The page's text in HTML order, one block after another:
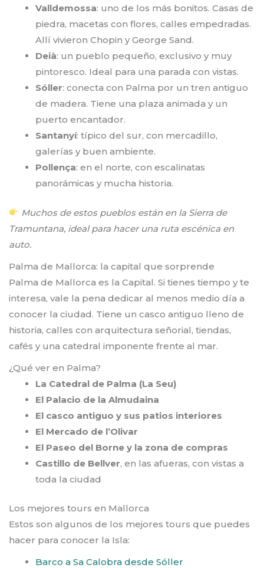
Valldemossa: uno de los más bonitos. Casas de
piedra, macetas con flores, calles empedradas.
Allí vivieron Chopin y George Sand.
Deià: un pueblo pequeño, exclusivo y muy
pintoresco. Ideal para una parada con vistas.
Sóller: conecta con Palma por un tren antiguo
de madera. Tiene una plaza animada y un
puerto encantador.
Santanyí: típico del sur, con mercadillo,
galerías y buen ambiente.
Pollença: en el norte, con escalinatas
panorámicas y mucha historia.
Muchos de estos pueblos están en la Sierra de
Tramuntana, ideal para hacer una ruta escénica en
auto.
Palma de Mallorca: la capital que sorprende
Palma de Mallorca es la Capital. Si tienes tiempo y te
interesa, vale la pena dedicar al menos medio día a
conocer la ciudad. Tiene un casco antiguo lleno de
historia, calles con arquitectura señorial, tiendas,
cafés y una catedral imponente frente al mar.
¿Qué ver en Palma?
La Catedral de Palma (La Seu)
El Palacio de la Almudaina
El casco antiguo y sus patios interiores
El Mercado de l’Olivar
El Paseo del Borne y la zona de compras
Castillo de Bellver, en las afueras, con vistas a
toda la ciudad
Los mejores tours en Mallorca
Estos son algunos de los mejores tours que puedes
hacer para conocer la Isla:
Barco a Sa Calobra desde Sóller